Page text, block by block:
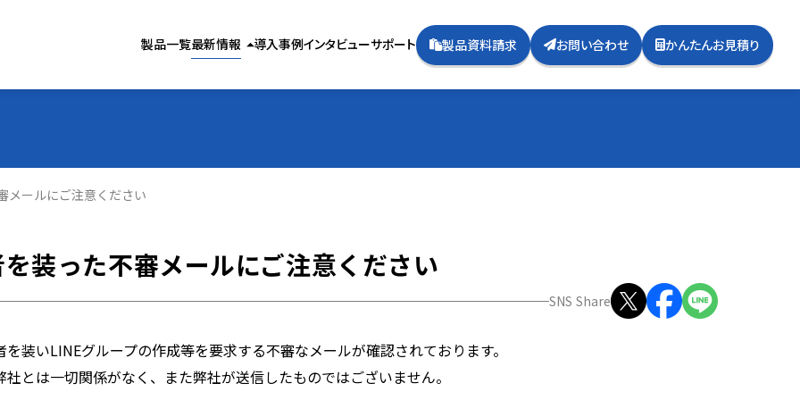
メールにご注意ください
装った不審メールにご注意ください
SNS Share
装いLINEグループの作成等を要求する不審なメールが確認されております。
とは一切関係がなく、また弊社が送信したものではございません。
製品一覧最新情報 arrow_drop_up
気象お役立ち情報
導入事例インタビューサポート 製品資料請求 お問い合わせ かんたんお見積り